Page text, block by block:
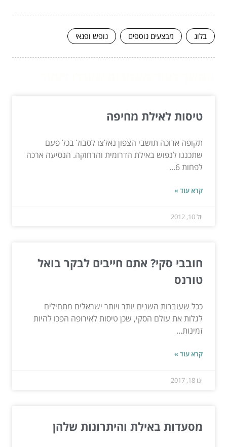
בלוג מבצעים נוספים נופש ופנאי
טיסות לאילת מחיפה
תקופה ארוכה תושבי הצפון נאלצו לסבול בכל פעם
שתכננו לנפוש באילת הדרומית והרחוקה. הנסיעה ארכה
לפחות 6...
קרא עוד »
יול 10, 2012
חובבי סקי? אתם חייבים לבקר בואל
טורנס
ככל שעוברות השנים יותר ויותר ישראלים מתחילים
לגלות את עולם הסקי, שכן טיסות לאירופה הפכו להיות
זמינות...
קרא עוד »
ינו 18, 2017
מסעדות באילת והיתרונות שלהן